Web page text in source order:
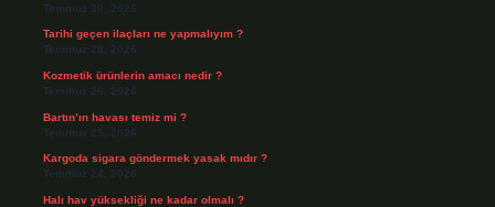
Temmuz 30, 2026
Tarihi geçen ilaçları ne yapmalıyım ?
Temmuz 28, 2026
Kozmetik ürünlerin amacı nedir ?
Temmuz 26, 2026
Bartın’ın havası temiz mi ?
Temmuz 25, 2026
Kargoda sigara göndermek yasak mıdır ?
Temmuz 24, 2026
Halı hav yüksekliği ne kadar olmalı ?